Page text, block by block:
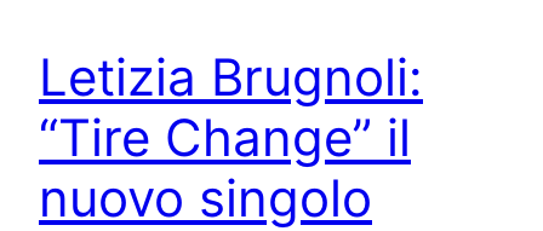
Letizia Brugnoli:
“Tire Change” il
nuovo singolo